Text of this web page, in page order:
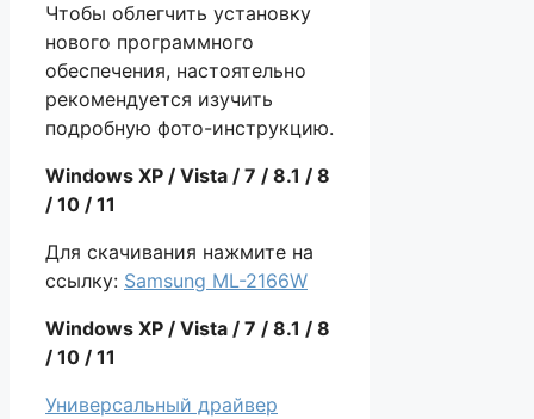
Чтобы облегчить установку
нового программного
обеспечения, настоятельно
рекомендуется изучить
подробную фото-инструкцию.
Windows XP / Vista / 7 / 8.1 / 8
/ 10 / 11
Для скачивания нажмите на
ссылку: Samsung ML-2166W
Windows XP / Vista / 7 / 8.1 / 8
/ 10 / 11
Универсальный драйвер